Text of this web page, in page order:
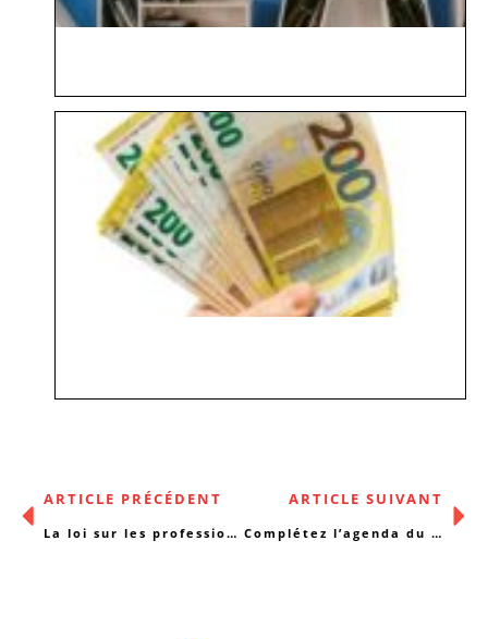
ARTICLE PRÉCÉDENT
La loi sur les professions des soins de santé mentale : enjeux et dangers
ARTICLE SUIVANT
Complétez l’agenda du 17 octobre…